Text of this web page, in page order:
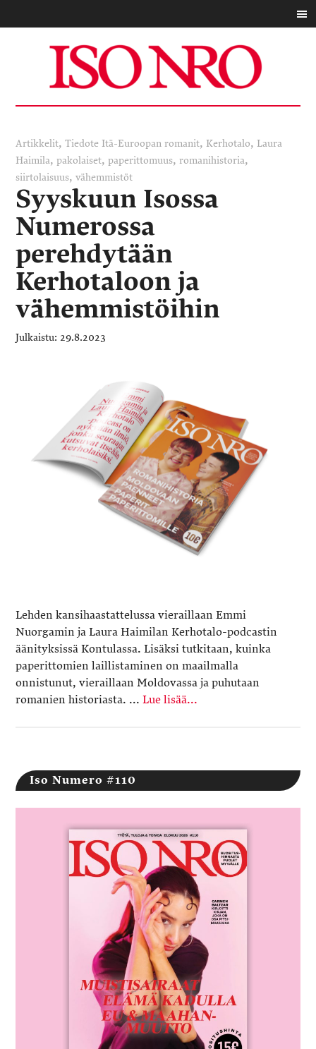
Artikkelit,Tiedote Itä-Euroopan romanit, Kerhotalo, Laura
Haimila,pakolaiset,paperittomuus,romanihistoria,
siirtolaisuus,vähemmistöt
Syyskuun Isossa
Numerossa
perehdytään
Kerhotaloon ja
vähemmistöihin
29.8.2023
Lehden kansihaastattelussa vieraillaan Emmi
Nuorgamin ja Laura Haimilan Kerhotalo-podcastin
äänityksissä Kontulassa. Lisäksi tutkitaan, kuinka
paperittomien laillistaminen on maailmalla
onnistunut, vieraillaan Moldovassa ja puhutaan
romanien historiasta. ...Lue lisää...
Iso Numero #110